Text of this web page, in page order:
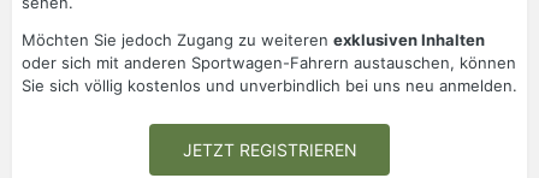
Möchten Sie jedoch Zugang zu weiteren exklusiven Inhalten
oder sich mit anderen Sportwagen-Fahrern austauschen, können
Sie sich völlig kostenlos und unverbindlich bei uns neu anmelden.
JETZT REGISTRIEREN